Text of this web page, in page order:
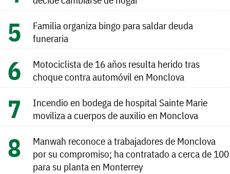
Familia organiza bingo para saldar deuda
funeraria
Motociclista de 16 años resulta herido tras
choque contra automóvil en Monclova
Incendio en bodega de hospital Sainte Marie
moviliza a cuerpos de auxilio en Monclova
Manwah reconoce a trabajadores de Monclova
por su compromiso; ha contratado a cerca de 100
para su planta en Monterrey